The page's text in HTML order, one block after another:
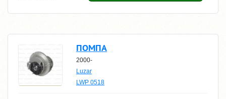
ПОМПА
2000-
Luzar
LWP 0518